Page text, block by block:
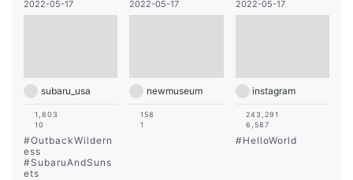
2022-05-17
subaru_usa
1,803
10
#OutbackWildern
ess
#SubaruAndSuns
ets
2022-05-17
newmuseum
158
1
2022-05-17
instagram
243,291
6,587
#HelloWorld